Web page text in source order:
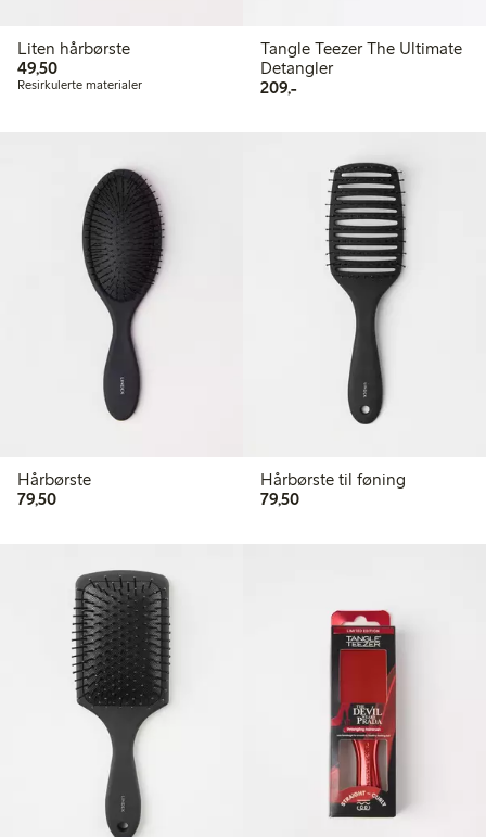
Liten hårbørste
49,5049,50 kr
Resirkulerte materialer
Tangle Teezer The Ultimate
Detangler
209,-209,00 kr
Hårbørste
79,5079,50 kr
Hårbørste til føning
79,5079,50 kr